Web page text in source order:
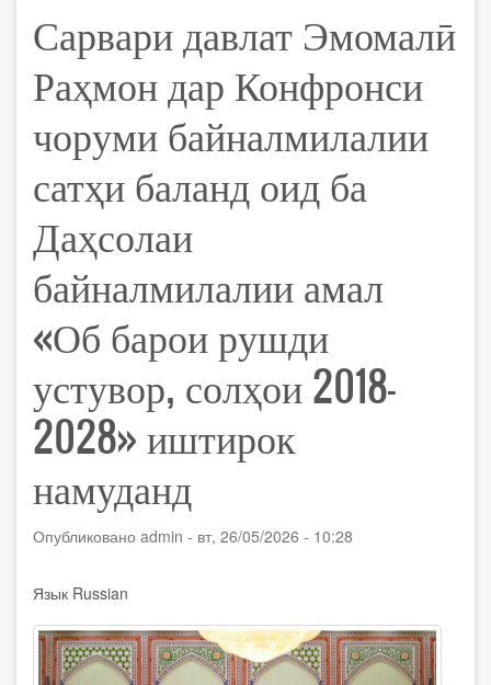
Сарвари давлат Эмомалӣ
Раҳмон дар Конфронси
чоруми байналмилалии
сатҳи баланд оид ба
Даҳсолаи
байналмилалии амал
«Об барои рушди
устувор, солҳои 2018-
2028» иштирок
намуданд
Опубликовано admin - вт, 26/05/2026 - 10:28
Язык Russian